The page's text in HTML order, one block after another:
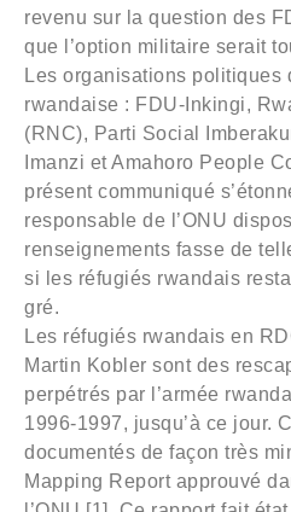
revenu sur la question des
que l’option militaire serait
Les organisations politiques
rwandaise : FDU-Inkingi,
(RNC), Parti Social
Imanzi et Amahoro People
présent communiqué
responsable de l’ONU
renseignements fasse de
si les réfugiés rwandais
gré.
Les réfugiés rwandais en
Martin Kobler sont des
perpétrés par l’armée
1996-1997, jusqu’à ce jour.
documentés de façon très
Mapping Report approuvé